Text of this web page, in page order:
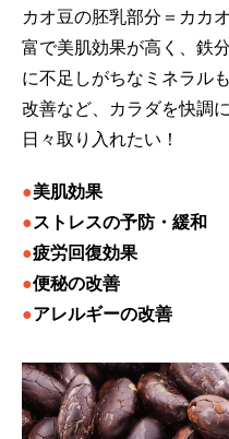
カオ豆の胚乳部分＝カカ
富で美肌効果が高く、鉄
に不足しがちなミネラル
改善など、カラダを快調
日々取り入れたい！
●美肌効果
●ストレスの予防・緩和
●疲労回復効果
●便秘の改善
●アレルギーの改善